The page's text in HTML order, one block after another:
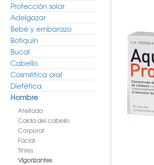
Protección solar
Adelgazar
Bebé y embarazo
Botiquín
Bucal
Cabello
Cosmética oral
Dietética
Hombre
Afeitado
Caida del cabello
Corporal
Facial
Tintes
Vigorizantes